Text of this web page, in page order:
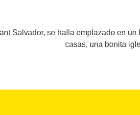
Salvador, se halla emplazado en
casas, una bonita